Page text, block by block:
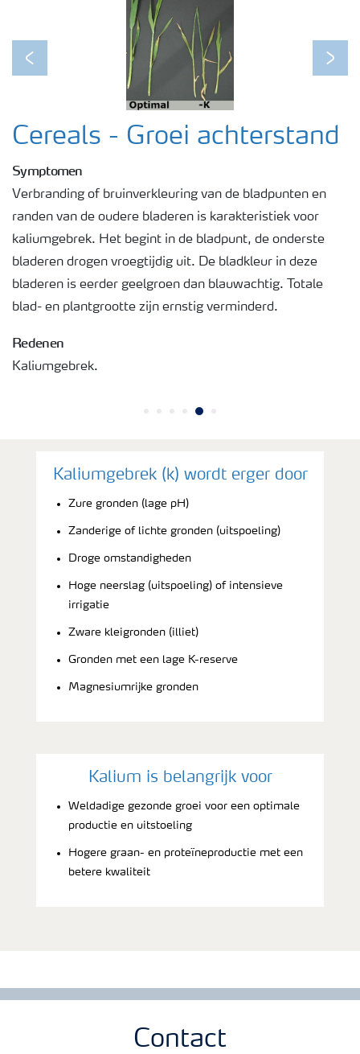
Previous Next
Cereals - Groei achterstand
Symptomen
Verbranding of bruinverkleuring van de bladpunten en
randen van de oudere bladeren is karakteristiek voor
kaliumgebrek. Het begint in de bladpunt, de onderste
bladeren drogen vroegtijdig uit. De bladkleur in deze
bladeren is eerder geelgroen dan blauwachtig. Totale
blad- en plantgrootte zijn ernstig verminderd.
Redenen
Kaliumgebrek.
Kaliumgebrek (k) wordt erger door
Zure gronden (lage pH)
Zanderige of lichte gronden (uitspoeling)
Droge omstandigheden
Hoge neerslag (uitspoeling) of intensieve
irrigatie
Zware kleigronden (illiet)
Gronden met een lage K-reserve
Magnesiumrijke gronden
Kalium is belangrijk voor
Weldadige gezonde groei voor een optimale
productie en uitstoeling
Hogere graan- en proteïneproductie met een
betere kwaliteit
Contact